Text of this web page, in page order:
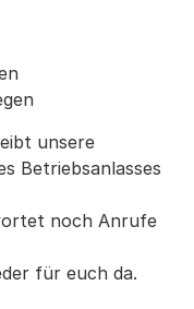
unsere
Betriebsanlasses
noch Anrufe
für euch da.